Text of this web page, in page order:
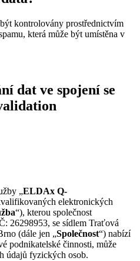
kontrolovány prostřednictvím
která může být umístěna v
dat ve spojení se
„ELDAx Q-
elektronických
“), kterou společnost
26298953, se sídlem Traťová
(dále jen „Společnost“) nabízí
podnikatelské činnosti, může
údajů fyzických osob.